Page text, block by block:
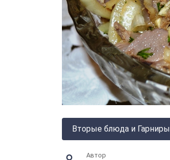
Вторые блюда и Гарниры
Автор